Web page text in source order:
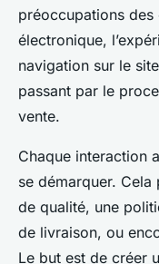
préoccupations des
électronique,
navigation sur le
passant par le
vente.
Chaque interaction
se démarquer.
de qualité, une
de livraison, ou
Le but est de créer